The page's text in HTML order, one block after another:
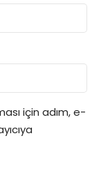
için adım, e-